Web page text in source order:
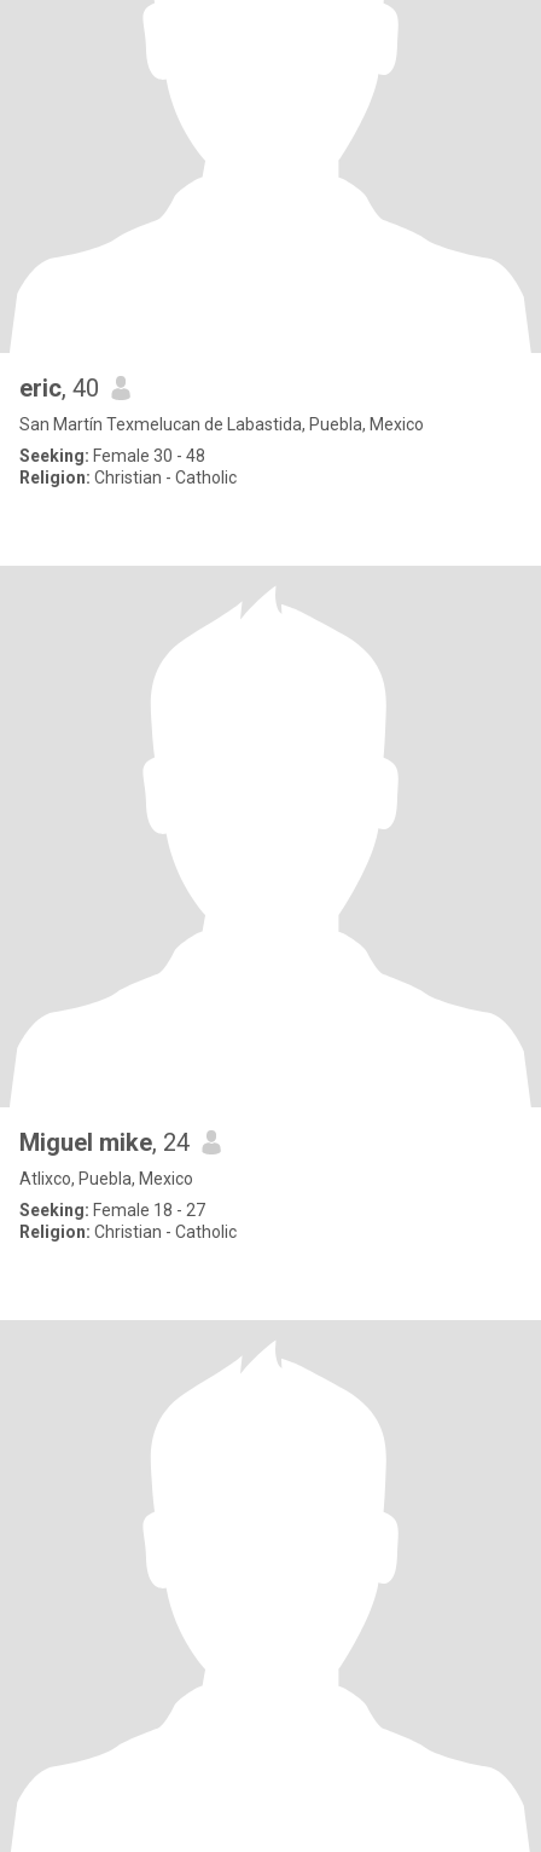
eric, 40
San Martín Texmelucan de Labastida, Puebla, Mexico
Seeking: Female 30 - 48
Religion: Christian - Catholic
Miguel mike, 24
Atlixco, Puebla, Mexico
Seeking: Female 18 - 27
Religion: Christian - Catholic